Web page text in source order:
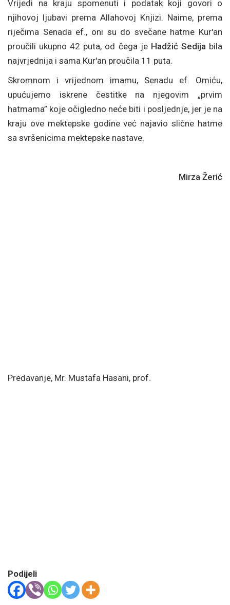
Vrijedi na kraju spomenuti i podatak koji govori o
njihovoj ljubavi prema Allahovoj Knjizi. Naime, prema
riječima Senada ef., oni su do svečane hatme Kur'an
proučili ukupno 42 puta, od čega je Hadžić Sedija bila
najvrjednija i sama Kur'an proučila 11 puta.
Skromnom i vrijednom imamu, Senadu ef. Omiću,
upućujemo iskrene čestitke na njegovim „prvim
hatmama” koje očigledno neće biti i posljednje, jer je na
kraju ove mektepske godine već najavio slične hatme
sa svršenicima mektepske nastave.
Mirza Žerić
Predavanje, Mr. Mustafa Hasani, prof.
Podijeli